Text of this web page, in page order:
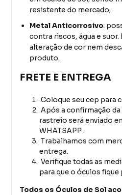
resistente do mercado;
Metal Anticorrosivo:
contra riscos, água e
alteração de cor nem
produto.
FRETE E ENTREGA
Coloque seu cep para
Após a confirmação
rastreio será enviado
WHATSAPP .
Trabalhamos com
entrega.
Verifique todas as
para que o óculos
Todos os Óculos de Sol